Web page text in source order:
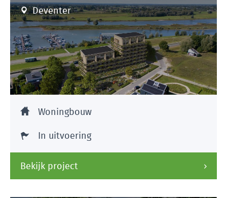
Deventer
Woningbouw
In uitvoering
Bekijk project